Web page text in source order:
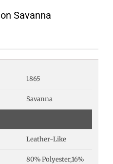
Savanna
1865
Savanna
Leather-Like
80% Polyester,16%